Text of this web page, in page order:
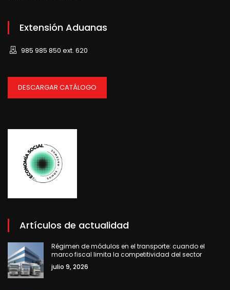
Extensión Aduanas
985 985 850 ext. 620
DESCARGAR CATÁLOGO
Artículos de actualidad
Régimen de módulos en el transporte: cuando el
marco fiscal limita la competitividad del sector
julio 9, 2026